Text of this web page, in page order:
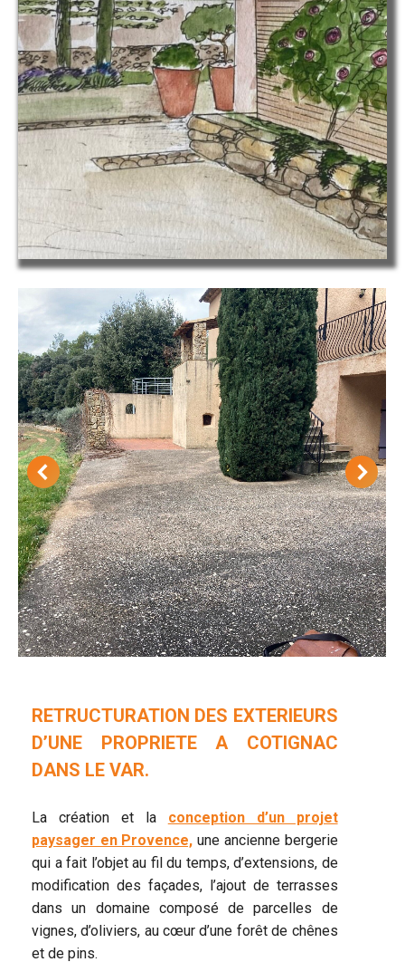
RETRUCTURATION DES EXTERIEURS
D’UNE PROPRIETE A COTIGNAC
DANS LE VAR.
La création et la conception d’un projet
paysager en Provence, une ancienne bergerie
qui a fait l’objet au fil du temps, d’extensions, de
modification des façades, l’ajout de terrasses
dans un domaine composé de parcelles de
vignes, d’oliviers, au cœur d’une forêt de chênes
et de pins.